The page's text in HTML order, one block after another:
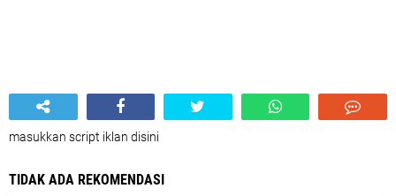
masukkan script iklan disini
TIDAK ADA REKOMENDASI